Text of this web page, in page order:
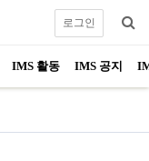
IMS 활동 IMS 공지
로그인